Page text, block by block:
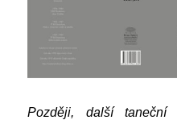
Později, další taneční